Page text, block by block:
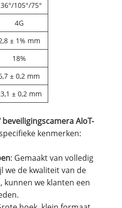
105°/75°
4G
± 1% mm
18%
± 0,2 mm
± 0,2 mm
AIoT-
kenmerken:
: Gemaakt van volledig
we de kwaliteit van de
we klanten een